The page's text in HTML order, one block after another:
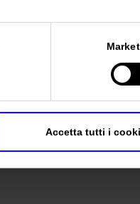
Accetta tutti i